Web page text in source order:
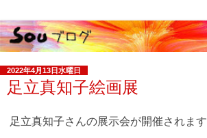
2022年4月13日水曜日
足立真知子絵画展
足立真知子さんの展示会が開催されます